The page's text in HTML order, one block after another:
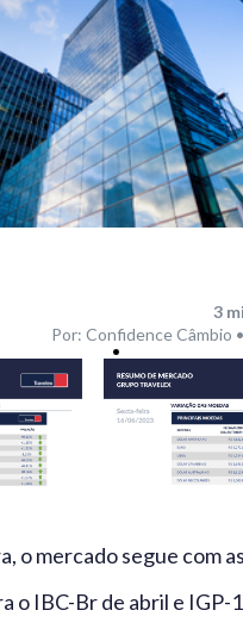
3
Por: Confidence Câmbio
o mercado segue com
o IBC-Br de abril e IGP-